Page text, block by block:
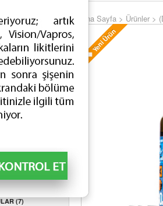
(4)
(109)
(1)
(7)
Ana Sayfa > Ürünler >
Yeni Ürün